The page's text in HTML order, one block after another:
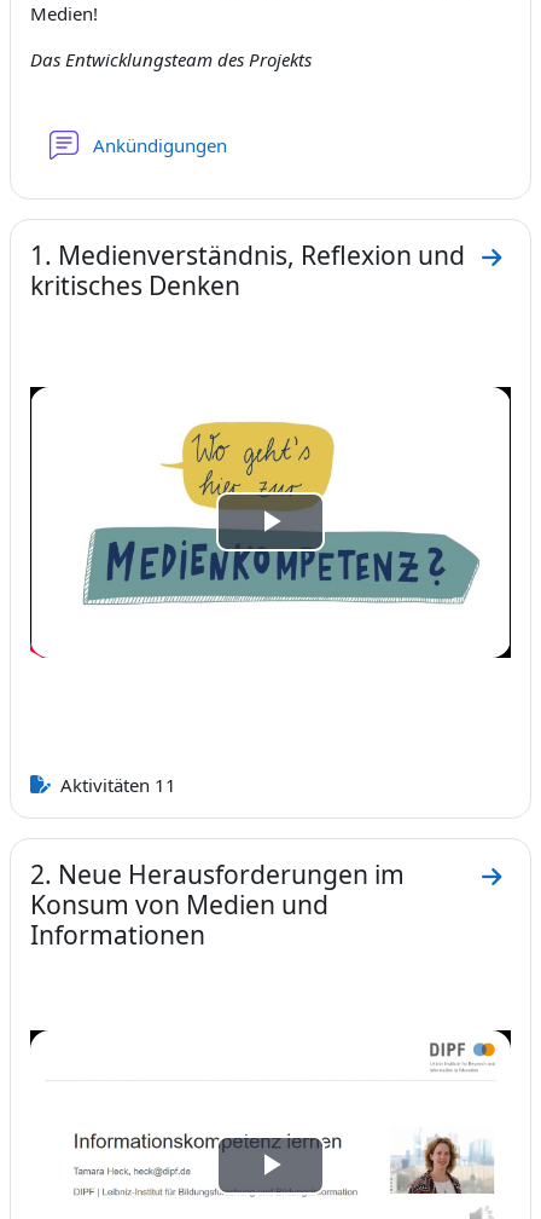
Medien!
Das Entwicklungsteam des Projekts
Ankündigungen
1. Medienverständnis, Reflexion und
kritisches Denken
Zum
Video
abspielen
Aktivitäten 11
2. Neue Herausforderungen im
Konsum von Medien und
Informationen
Zum
Video